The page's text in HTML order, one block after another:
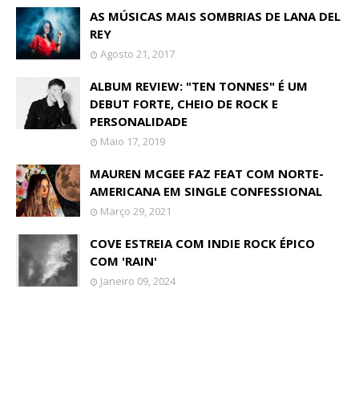
AS MÚSICAS MAIS SOMBRIAS DE LANA DEL
REY
Agosto 21, 2017
ALBUM REVIEW: "TEN TONNES" É UM
DEBUT FORTE, CHEIO DE ROCK E
PERSONALIDADE
Maio 17, 2019
MAUREN MCGEE FAZ FEAT COM NORTE-
AMERICANA EM SINGLE CONFESSIONAL
Março 29, 2021
COVE ESTREIA COM INDIE ROCK ÉPICO
COM 'RAIN'
Janeiro 09, 2024